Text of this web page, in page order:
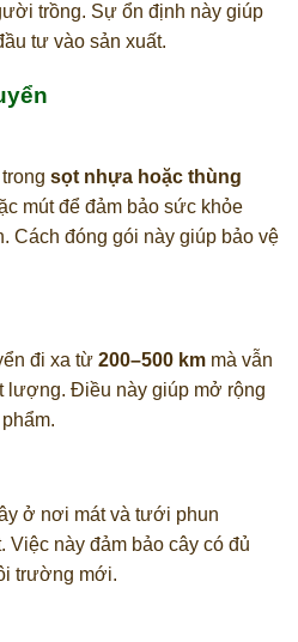
trồng. Sự ổn định này giúp
tư vào sản xuất.
sọt nhựa hoặc thùng
mút để đảm bảo sức khỏe
Cách đóng gói này giúp bảo vệ
đi xa từ 200–500 km mà vẫn
lượng. Điều này giúp mở rộng
ở nơi mát và tưới phun
này đảm bảo cây có đủ
trường mới.